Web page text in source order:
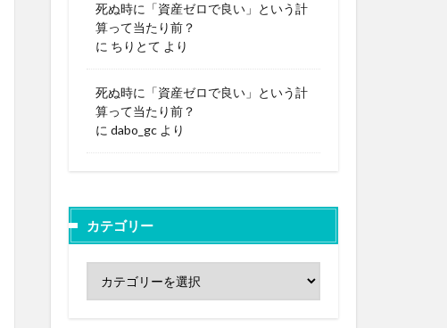
死ぬ時に「資産ゼロで良い」という計
算って当たり前？
に ちりとて より
死ぬ時に「資産ゼロで良い」という計
算って当たり前？
に dabo_gc より
カテゴリー